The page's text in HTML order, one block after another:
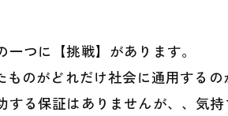
つに【挑戦】があります。
ものがどれだけ社会に通用する
する保証はありませんが、、気